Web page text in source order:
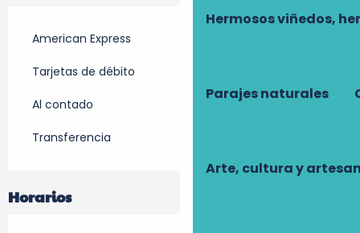
Hermosos viñedos,
Parajes naturales
Arte, cultura y
American Express
Tarjetas de débito
Al contado
Transferencia
Horarios